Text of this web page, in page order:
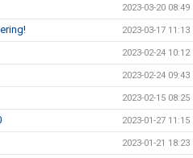
2023-03-20 08:49
2023-03-17 11:13
2023-02-24 10:12
2023-02-24 09:43
2023-02-15 08:25
2023-01-27 11:15
2023-01-21 18:23